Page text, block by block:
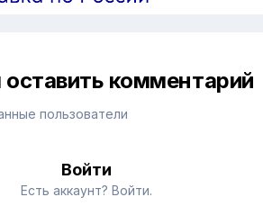
оставить комментарий
пользователи
Войти
Есть аккаунт? Войти.